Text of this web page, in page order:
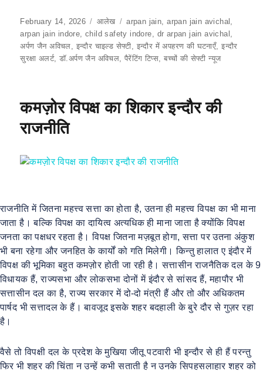
c
e
b
o
k
at
s
A
p
ai
l
e
gr
a
ar
e
Posted
on
February 14, 2026 Categories
आलेख Tags
arpan jain ,arpan jain avichal
arpan jain indore ,child safety indore dr arpan jain avichal
अर्पण जैन अविचल
इन्दौर चाइल्ड सेफ्टी इन्दौर में अपहरण की घटनाएँ,इन्दौर
सुरक्षा अलर्ट,डॉ.अर्पण जैन अविचल ,पैरेंटिंग टिप्स ,बच्चों की सेफ्टी न्यूज
कमज़ोर विपक्ष का शिकार इन्दौर की
राजनीति
राजनीति में जितना महत्त्व सत्ता का होता है, उतना ही महत्त्व विपक्ष का भी माना
जाता है। बल्कि विपक्ष का दायित्व अत्यधिक ही माना जाता है क्योंकि विपक्ष
जनता का पक्षधर रहता है। विपक्ष जितना मज़बूत होगा, सत्ता पर उतना अंकुश
भी बना रहेगा और जनहित के कार्यों को गति मिलेगी। किन्तु हालात ए इंदौर में
विपक्ष की भूमिका बहुत कमज़ोर होती जा रही है। सत्तासीन राजनैतिक दल के 9
विधायक हैं, राज्यसभा और लोकसभा दोनों में इंदौर से सांसद हैं, महापौर भी
सत्तासीन दल का है, राज्य सरकार में दो-दो मंत्री हैं और तो और अधिकतम
पार्षद भी सत्तादल के हैं। बावजूद इसके शहर बदहाली के बुरे दौर से गुज़र रहा
है।
वैसे तो विपक्षी दल के प्रदेश के मुखिया जीतू पटवारी भी इन्दौर से ही हैं परन्तु
फिर भी शहर की चिंता न उन्हें कभी सताती है न उनके सिपहसलाहार शहर को